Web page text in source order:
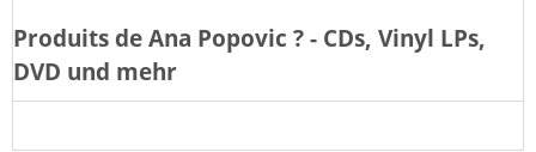
Produits deAna Popovic ? - CDs, Vinyl LPs,
DVD und mehr